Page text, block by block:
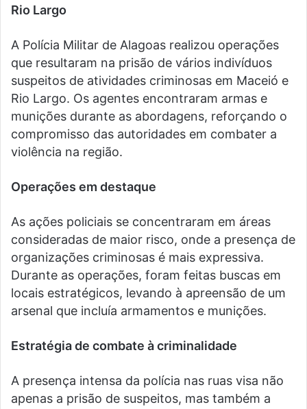
Rio Largo
A Polícia Militar de Alagoas realizou operações
que resultaram na prisão de vários indivíduos
suspeitos de atividades criminosas em Maceió e
Rio Largo. Os agentes encontraram armas e
munições durante as abordagens, reforçando o
compromisso das autoridades em combater a
violência na região.
Operações em destaque
As ações policiais se concentraram em áreas
consideradas de maior risco, onde a presença de
organizações criminosas é mais expressiva.
Durante as operações, foram feitas buscas em
locais estratégicos, levando à apreensão de um
arsenal que incluía armamentos e munições.
Estratégia de combate à criminalidade
A presença intensa da polícia nas ruas visa não
apenas a prisão de suspeitos, mas também a